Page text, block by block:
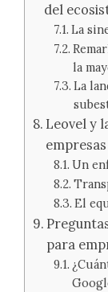
del
La
la
La
Leovel y
Un
El
para